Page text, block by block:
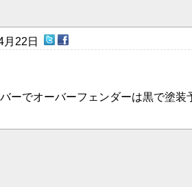
22日
ーでオーバーフェンダーは黒で塗装